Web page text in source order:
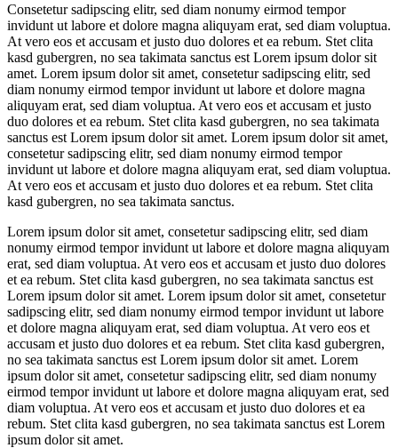
Consetetur sadipscing elitr, sed diam nonumy eirmod tempor
invidunt ut labore et dolore magna aliquyam erat, sed diam voluptua.
At vero eos et accusam et justo duo dolores et ea rebum. Stet clita
kasd gubergren, no sea takimata sanctus est Lorem ipsum dolor sit
amet. Lorem ipsum dolor sit amet, consetetur sadipscing elitr, sed
diam nonumy eirmod tempor invidunt ut labore et dolore magna
aliquyam erat, sed diam voluptua. At vero eos et accusam et justo
duo dolores et ea rebum. Stet clita kasd gubergren, no sea takimata
sanctus est Lorem ipsum dolor sit amet. Lorem ipsum dolor sit amet,
consetetur sadipscing elitr, sed diam nonumy eirmod tempor
invidunt ut labore et dolore magna aliquyam erat, sed diam voluptua.
At vero eos et accusam et justo duo dolores et ea rebum. Stet clita
kasd gubergren, no sea takimata sanctus.
Lorem ipsum dolor sit amet, consetetur sadipscing elitr, sed diam
nonumy eirmod tempor invidunt ut labore et dolore magna aliquyam
erat, sed diam voluptua. At vero eos et accusam et justo duo dolores
et ea rebum. Stet clita kasd gubergren, no sea takimata sanctus est
Lorem ipsum dolor sit amet. Lorem ipsum dolor sit amet, consetetur
sadipscing elitr, sed diam nonumy eirmod tempor invidunt ut labore
et dolore magna aliquyam erat, sed diam voluptua. At vero eos et
accusam et justo duo dolores et ea rebum. Stet clita kasd gubergren,
no sea takimata sanctus est Lorem ipsum dolor sit amet. Lorem
ipsum dolor sit amet, consetetur sadipscing elitr, sed diam nonumy
eirmod tempor invidunt ut labore et dolore magna aliquyam erat, sed
diam voluptua. At vero eos et accusam et justo duo dolores et ea
rebum. Stet clita kasd gubergren, no sea takimata sanctus est Lorem
ipsum dolor sit amet.